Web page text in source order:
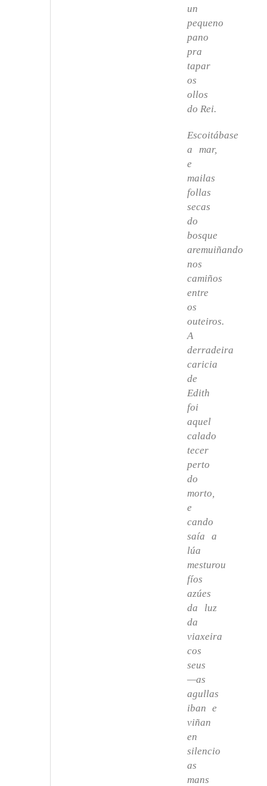
un
pequeno
pano
pra
tapar
os
ollos
do Rei.
Escoitábase
a mar,
e
mailas
follas
secas
do
bosque
aremuiñando
nos
camiños
entre
os
outeiros.
A
derradeira
caricia
de
Edith
foi
aquel
calado
tecer
perto
do
morto,
e
cando
saía a
lúa
mesturou
fíos
azúes
da luz
da
viaxeira
cos
seus
—as
agullas
iban e
viñan
en
silencio
as
mans